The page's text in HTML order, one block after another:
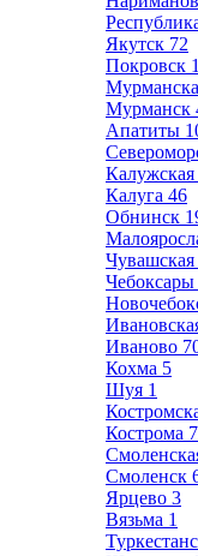
Якутск 72
Покровск 1
Мурманск
Апатиты
Калужская
Калуга 46
Обнинск
Чебоксары
Иваново
Кохма 5
Шуя 1
Кострома
Смоленск
Ярцево 3
Вязьма 1